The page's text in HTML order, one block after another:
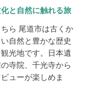
と自然に触れる旅
ら 尾道市は古くか
自然と豊かな歴史
光地です。日本遺
寺院、千光寺から
ューが楽しめま